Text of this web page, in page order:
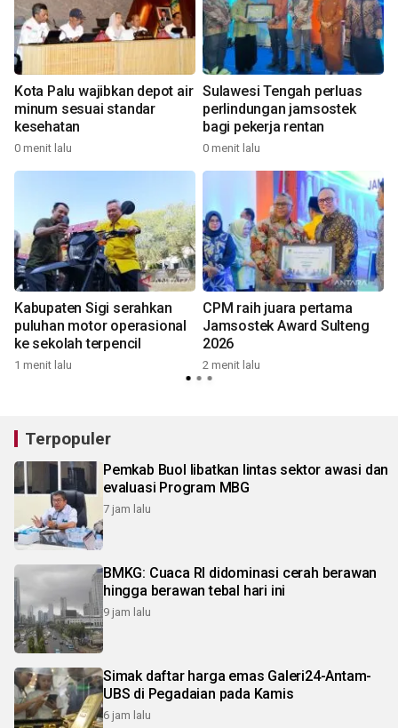
Kota Palu wajibkan depot air
minum sesuai standar
kesehatan
0 menit lalu
Sulawesi Tengah perluas
perlindungan jamsostek
bagi pekerja rentan
0 menit lalu
Kabupaten Sigi serahkan
puluhan motor operasional
ke sekolah terpencil
1 menit lalu
CPM raih juara pertama
Jamsostek Award Sulteng
2026
2 menit lalu
Terpopuler
Pemkab Buol libatkan lintas sektor awasi dan
evaluasi Program MBG
7 jam lalu
BMKG: Cuaca RI didominasi cerah berawan
hingga berawan tebal hari ini
9 jam lalu
Simak daftar harga emas Galeri24-Antam-
UBS di Pegadaian pada Kamis
6 jam lalu